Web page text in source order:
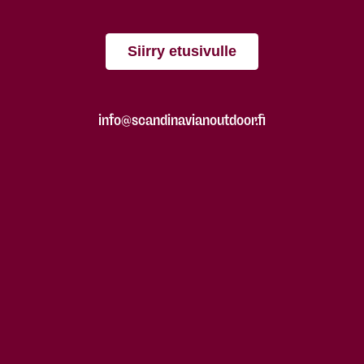
Siirry etusivulle
info@scandinavianoutdoor.fi